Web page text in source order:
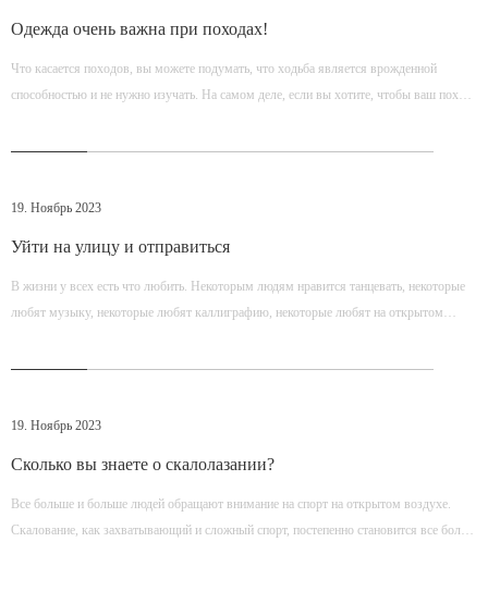
Одежда очень важна при походах!
Что касается походов, вы можете подумать, что ходьба является врожденной
способностью и не нужно изучать. На самом деле, если вы хотите, чтобы ваш поход
19. Ноябрь 2023
Уйти на улицу и отправиться
В жизни у всех есть что любить. Некоторым людям нравится танцевать, некоторые
любят музыку, некоторые любят каллиграфию, некоторые любят на открытом
19. Ноябрь 2023
Сколько вы знаете о скалолазании?
Все больше и больше людей обращают внимание на спорт на открытом воздухе.
Скалование, как захватывающий и сложный спорт, постепенно становится все более